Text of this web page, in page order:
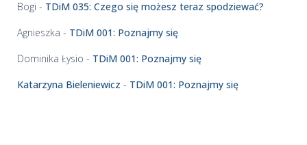
w
c
Bogi - TDiM 035: Czego się możesz teraz spodziewać?
Agnieszka - TDiM 001: Poznajmy się
Dominika Łysio - TDiM 001: Poznajmy się
Katarzyna Bieleniewicz - TDiM 001: Poznajmy się